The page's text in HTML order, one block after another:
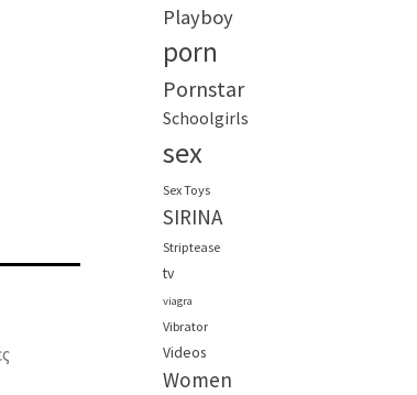
Playboy
porn
Pornstar
Schoolgirls
sex
Sex Toys
SIRINA
Striptease
tv
viagra
Vibrator
Videos
Women